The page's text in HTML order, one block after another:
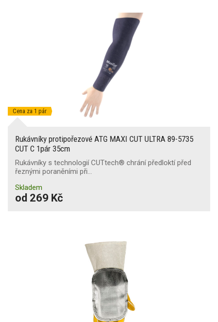
Cena za 1 pár
Rukávníky protipořezové ATG MAXI CUT ULTRA 89-5735
CUT C 1pár 35cm
Rukávníky s technologií CUTtech® chrání předloktí před
řeznými poraněními při…
Skladem
od 269 Kč